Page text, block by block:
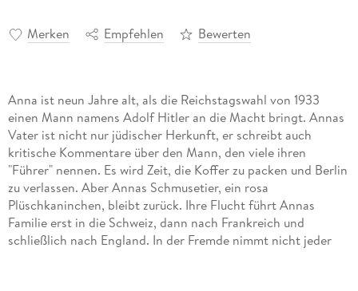
Merken Empfehlen Bewerten
Anna ist neun Jahre alt, als die Reichstagswahl von 1933
einen Mann namens Adolf Hitler an die Macht bringt. Annas
Vater ist nicht nur jüdischer Herkunft, er schreibt auch
kritische Kommentare über den Mann, den viele ihren
"Führer" nennen. Es wird Zeit, die Koffer zu packen und Berlin
zu verlassen. Aber Annas Schmusetier, ein rosa
Plüschkaninchen, bleibt zurück. Ihre Flucht führt Annas
Familie erst in die Schweiz, dann nach Frankreich und
schließlich nach England. In der Fremde nimmt nicht jeder